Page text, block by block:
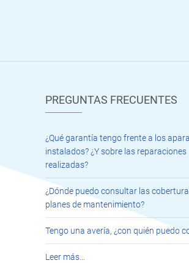
PREGUNTAS FRECUENTES
¿Qué garantía tengo frente a los
instalados? ¿Y sobre las reparaciones
realizadas?
¿Dónde puedo consultar las
planes de mantenimiento?
Tengo una avería, ¿con quién puedo
Leer más…